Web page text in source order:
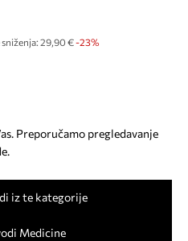
29,90 € -23%
Preporučamo pregledavanje
iz te kategorije
Medicine